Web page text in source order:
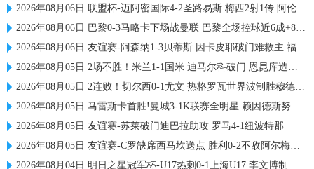
2026年08月06日 联盟杯-迈阿密国际4-2圣路易斯 梅西2射1传 阿伦助攻戴帽
2026年08月06日 巴黎0-3马略卡下场战曼联 巴黎全场控球近6成+8射3正未果
2026年08月06日 友谊赛-阿森纳1-3贝蒂斯 因卡皮耶破门难救主 福纳尔斯1射2传
2026年08月05日 2场不胜！米兰1-1国米 迪马尔科破门 恩昆库造点+点射拉莫斯登场
2026年08月05日 2连败！切尔西0-1尤文 热格罗瓦世界波制胜穆德里克时隔614天复出
2026年08月05日 马雷斯卡首胜!曼城3-1K联赛全明星 赖因德斯努里破门塞梅尼奥助攻
2026年08月05日 友谊赛-苏莱破门迪巴拉助攻 罗马4-1纽波特郡
2026年08月05日 友谊赛-C罗缺席西马坎送点 胜利0-2不敌阿尔梅里亚
2026年08月04日 明日之星冠军杯-U17热刺0-1上海U17 李文博制胜球